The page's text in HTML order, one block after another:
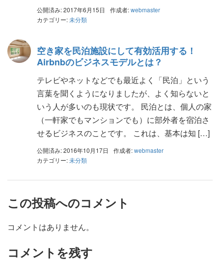
公開済み: 2017年6月15日 作成者:webmaster
カテゴリー:未分類
空き家を民泊施設にして有効活用する！
Airbnbのビジネスモデルとは？
テレビやネットなどでも最近よく「民泊」という
言葉を聞くようになりましたが、よく知らないと
いう人が多いのも現状です。 民泊とは、個人の家
（一軒家でもマンションでも）に部外者を宿泊さ
せるビジネスのことです。 これは、基本は知 […]
公開済み: 2016年10月17日 作成者:webmaster
カテゴリー:未分類
この投稿へのコメント
コメントはありません。
コメントを残す